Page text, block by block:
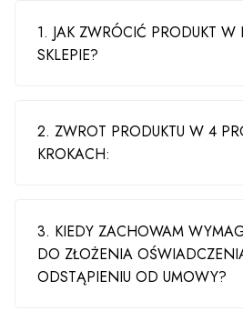
1. JAK ZWRÓCIĆ PRODUKT W
SKLEPIE?
2. ZWROT PRODUKTU W 4
KROKACH:
3. KIEDY ZACHOWAM
DO ZŁOŻENIA
ODSTĄPIENIU OD UMOWY?